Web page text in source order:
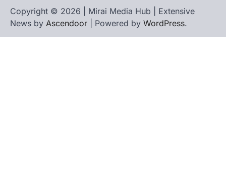
Copyright © 2026 | Mirai Media Hub | Extensive
News by Ascendoor | Powered by WordPress.